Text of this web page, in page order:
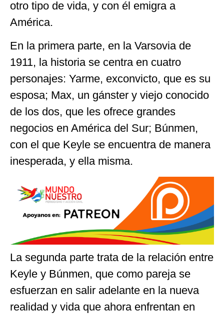
otro tipo de vida, y con él emigra a
América.
En la primera parte, en la Varsovia de
1911, la historia se centra en cuatro
personajes: Yarme, exconvicto, que es su
esposa; Max, un gánster y viejo conocido
de los dos, que les ofrece grandes
negocios en América del Sur; Búnmen,
con el que Keyle se encuentra de manera
inesperada, y ella misma.
La segunda parte trata de la relación entre
Keyle y Búnmen, que como pareja se
esfuerzan en salir adelante en la nueva
realidad y vida que ahora enfrentan en